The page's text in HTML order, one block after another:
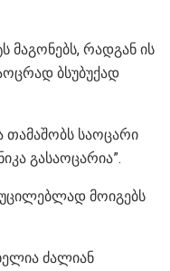
მაგონებს, რადგან ის
ბსუბუქად
საოცარი
გასაოცარია”.
მოიგებს
ძალიან